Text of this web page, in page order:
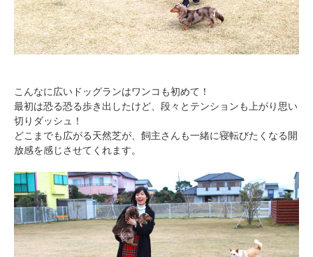
こんなに広いドッグランはワンコも初めて！
最初は恐る恐る歩き出したけど、段々とテンションも上がり思い
切りダッシュ！
どこまでも広がる天然芝が、飼主さんも一緒に寝転びたくなる開
放感を感じさせてくれます。